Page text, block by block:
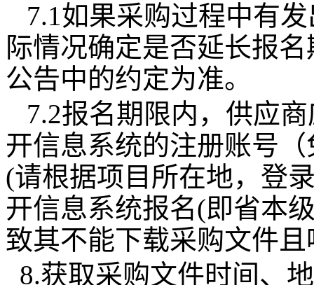
7.1如果采购过程中有
际情况确定是否延长报
公告中的约定为准。
7.2报名期限内，供应
开信息系统的注册账号
(请根据项目所在地，登
开信息系统报名(即省本
致其不能下载采购文件
8.获取采购文件时间、